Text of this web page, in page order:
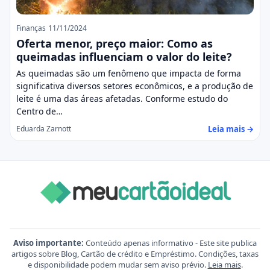
Finanças 11/11/2024
Oferta menor, preço maior: Como as
queimadas influenciam o valor do leite?
As queimadas são um fenômeno que impacta de forma
significativa diversos setores econômicos, e a produção de
leite é uma das áreas afetadas. Conforme estudo do
Centro de…
Eduarda Zarnott Leia mais →
Aviso importante: Conteúdo apenas informativo - Este site publica
artigos sobre Blog, Cartão de crédito e Empréstimo. Condições, taxas
e disponibilidade podem mudar sem aviso prévio. Leia mais.